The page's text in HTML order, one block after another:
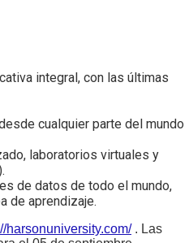
integral, con las últimas
cualquier parte del mundo
laboratorios virtuales y
de datos de todo el mundo,
de aprendizaje.
harsonuniversity.com/. Las